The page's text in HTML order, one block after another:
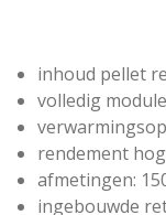
inhoud pellet
volledig
rendement
afmetingen:
ingebouwde